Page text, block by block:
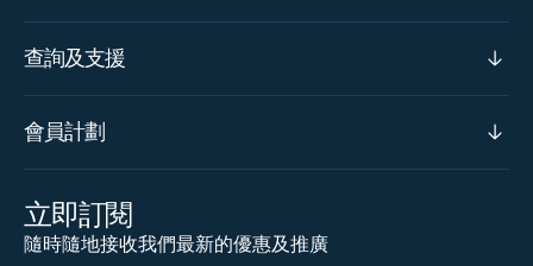
查詢及支援
會員計劃
立即訂閱
隨時隨地接收我們最新的優惠及推廣